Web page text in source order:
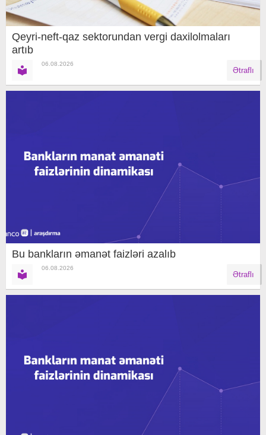
Qeyri-neft-qaz sektorundan vergi daxilolmaları
artıb
06.08.2026
Ətraflı
Bu bankların əmanət faizləri azalıb
06.08.2026
Ətraflı